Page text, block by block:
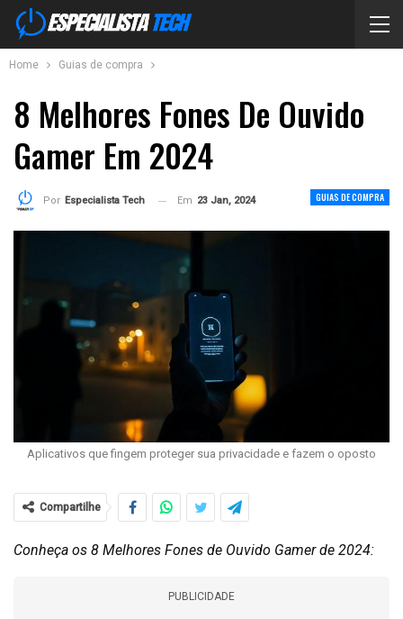
Home Guias de compra
8 Melhores Fones De Ouvido
Gamer Em 2024
GUIAS DE COMPRA
Por Especialista Tech Em 23 Jan, 2024
Aplicativos que fingem proteger sua privacidade e fazem o oposto
Compartilhe
Conheça os 8 Melhores Fones de Ouvido Gamer de 2024:
PUBLICIDADE